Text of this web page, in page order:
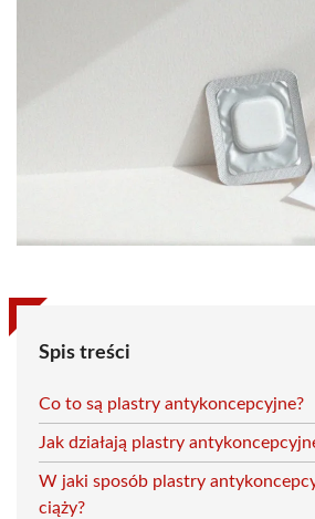
Spis treści
Co to są plastry antykoncepcyjne?
Jak działają plastry
W jaki sposób plastry
ciąży?